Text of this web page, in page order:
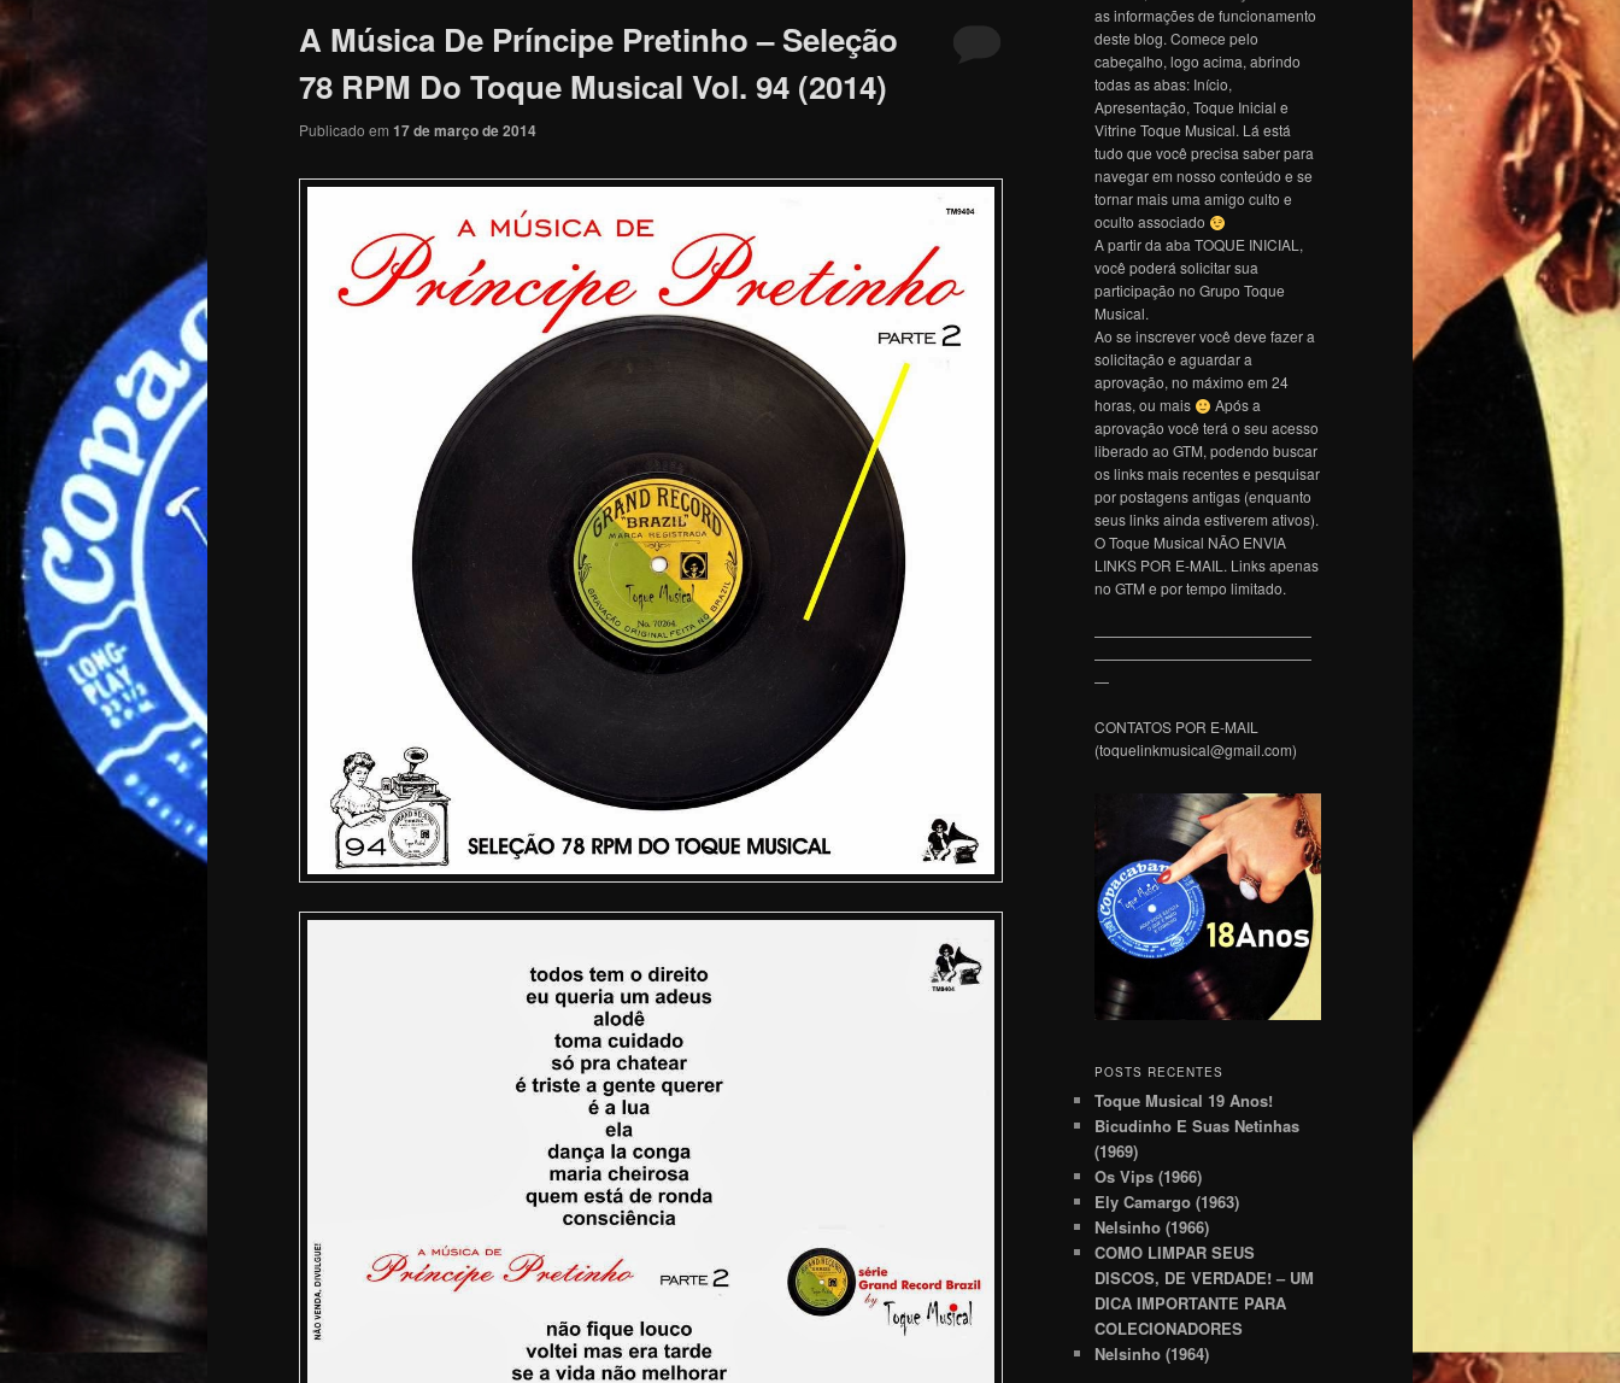
A Música De Príncipe Pretinho – Seleção
78 RPM Do Toque Musical Vol. 94 (2014)
Publicado em 17 de março de 2014
as informações de funcionamento
deste blog. Comece pelo
cabeçalho, logo acima, abrindo
todas as abas: Início,
Apresentação, Toque Inicial e
Vitrine Toque Musical. Lá está
tudo que você precisa saber para
navegar em nosso conteúdo e se
tornar mais uma amigo culto e
oculto associado
A partir da aba TOQUE INICIAL,
você poderá solicitar sua
participação no Grupo Toque
Musical.
Ao se inscrever você deve fazer a
solicitação e aguardar a
aprovação, no máximo em 24
horas, ou mais
Após a
aprovação você terá o seu acesso
liberado ao GTM, podendo buscar
os links mais recentes e pesquisar
por postagens antigas (enquanto
seus links ainda estiverem ativos).
O Toque Musical NÃO ENVIA
LINKS POR E-MAIL. Links apenas
no GTM e por tempo limitado.
———————————————
———————————————
—
CONTATOS POR E-MAIL
(toquelinkmusical@gmail.com)
POSTS RECENTES
Toque Musical 19 Anos!
Bicudinho E Suas Netinhas
(1969)
Os Vips (1966)
Ely Camargo (1963)
Nelsinho (1966)
COMO LIMPAR SEUS
DISCOS, DE VERDADE! – UM
DICA IMPORTANTE PARA
COLECIONADORES
Nelsinho (1964)